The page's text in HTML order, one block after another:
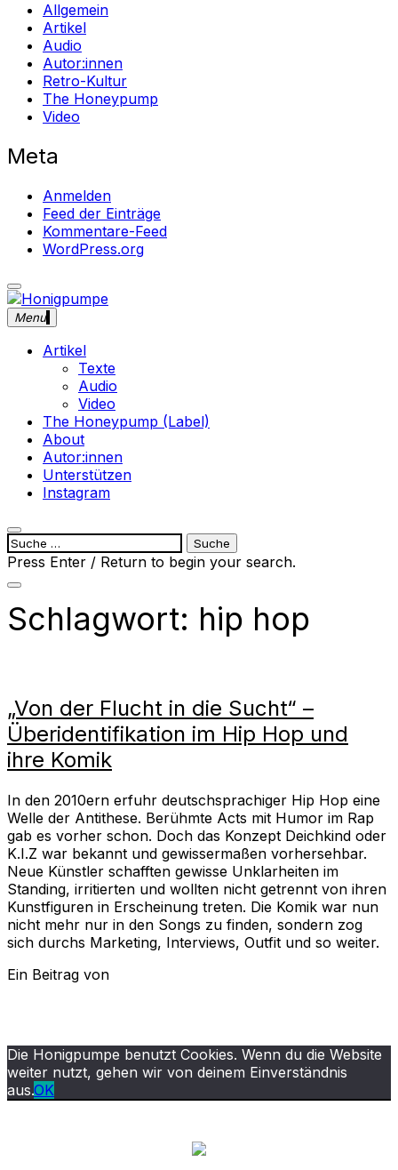
Allgemein
Artikel
Audio
Autor:innen
Retro-Kultur
The Honeypump
Video
Meta
Anmelden
Feed der Einträge
Kommentare-Feed
WordPress.org
close
sidebar
Skip
to
Honigpumpe
Magazin gegen das Verschwinden des Undergrounds
Musik ・Theater ・ Retro-Kultur
Menu
Artikel
Texte
Audio
Video
The Honeypump (Label)
About
Autor:innen
Unterstützen
Instagram
open
search
form
Suche
nach:
Press Enter / Return to begin your search.
close
search
form
Schlagwort: hip hop
„Von der Flucht in die Sucht“ –
Überidentifikation im Hip Hop und
ihre Komik
In den 2010ern erfuhr deutschsprachiger Hip Hop eine
Welle der Antithese. Berühmte Acts mit Humor im Rap
gab es vorher schon. Doch das Konzept Deichkind oder
K.I.Z war bekannt und gewissermaßen vorhersehbar.
Neue Künstler schafften gewisse Unklarheiten im
Standing, irritierten und wollten nicht getrennt von ihren
Kunstfiguren in Erscheinung treten. Die Komik war nun
nicht mehr nur in den Songs zu finden, sondern zog
sich durchs Marketing, Interviews, Outfit und so weiter.
Ein Beitrag von
Die Honigpumpe benutzt Cookies. Wenn du die Website
weiter nutzt, gehen wir von deinem Einverständnis
aus.OK